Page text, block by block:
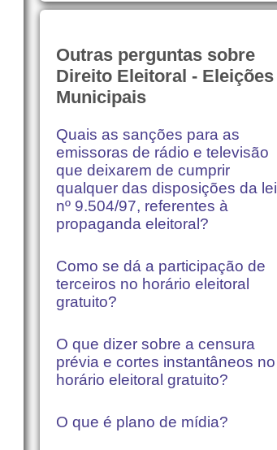
Outras perguntas sobre
Direito Eleitoral - Eleições
Municipais
Quais as sanções para as
emissoras de rádio e televisão
que deixarem de cumprir
qualquer das disposições da lei
nº 9.504/97, referentes à
propaganda eleitoral?
Como se dá a participação de
terceiros no horário eleitoral
gratuito?
O que dizer sobre a censura
prévia e cortes instantâneos no
horário eleitoral gratuito?
O que é plano de mídia?